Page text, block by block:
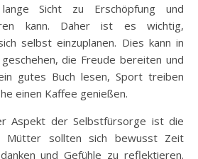
Sicht zu Erschöpfung und
kann. Daher ist es wichtig,
selbst einzuplanen. Dies kann in
die Freude bereiten und
gutes Buch lesen, Sport treiben
einen Kaffee genießen.
Aspekt der Selbstfürsorge ist die
Mütter sollten sich bewusst Zeit
und Gefühle zu reflektieren.